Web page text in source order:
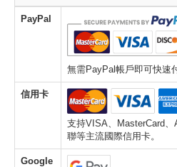
PayPal
無需PayPal帳戶即可快速
信用卡
支持VISA、MasterCard
聯等主流國際信用卡。
Google